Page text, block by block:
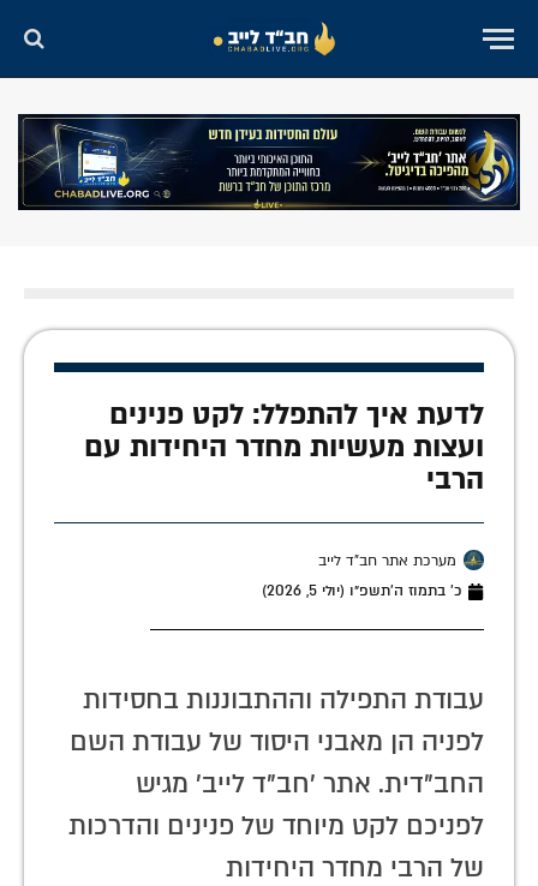
לדעת איך להתפלל: לקט פנינים
ועצות מעשיות מחדר היחידות עם
הרבי
מערכת אתר חב"ד לייב
כ׳ בתמוז ה׳תשפ״ו (יולי 5, 2026)
עבודת התפילה וההתבוננות בחסידות
לפניה הן מאבני היסוד של עבודת השם
החב"דית. אתר 'חב"ד לייב' מגיש
לפניכם לקט מיוחד של פנינים והדרכות
של הרבי מחדר היחידות